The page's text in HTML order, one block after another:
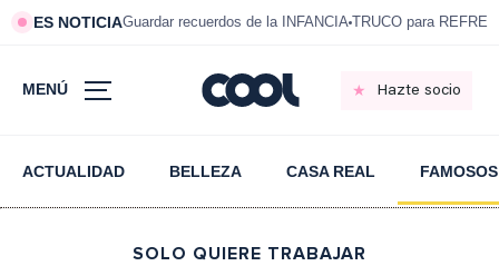
ES NOTICIAGuardar recuerdos de la INFANCIA TRUCO para
MENÚ Hazte socio
ACTUALIDAD BELLEZA CASA REAL FAMOSOS
SOLO QUIERE TRABAJAR